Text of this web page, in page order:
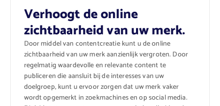
Verhoogt de online
zichtbaarheid van uw merk.
Door middel van contentcreatie kunt u de online
zichtbaarheid van uw merk aanzienlijk vergroten. Door
regelmatig waardevolle en relevante content te
publiceren die aansluit bij de interesses van uw
doelgroep, kunt u ervoor zorgen dat uw merk vaker
wordt opgemerkt in zoekmachines en op social media.